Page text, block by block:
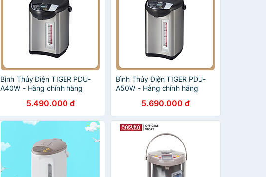
Bình Thủy Điện TIGER PDU-
A40W - Hàng chính hãng
5.490.000 đ
Bình Thủy Điện TIGER PDU-
A50W - Hàng chính hãng
5.690.000 đ